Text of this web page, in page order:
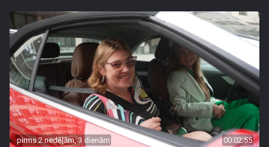
pirms 2 nedēļām, 3 dienām 00:02:55